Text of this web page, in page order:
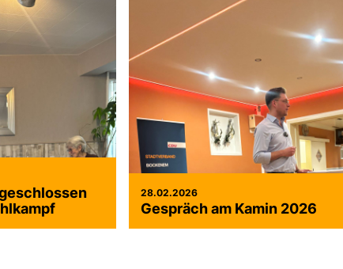
28.02.2026
Gespräch am Kamin 2026